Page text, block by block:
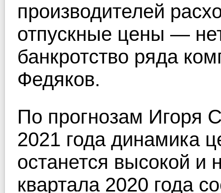
производителей
отпускные цены —
банкротство ряда
Федяков.
По прогнозам Игоря
2021 года динамика
останется высокой и
квартала 2020 года